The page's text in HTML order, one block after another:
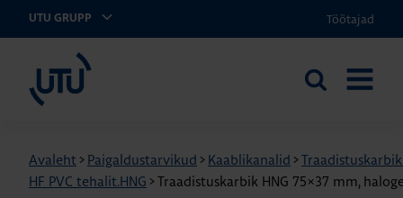
UTU GRUPP Töötajad
Otsi
Avaleht > Paigaldustarvikud > Kaablikanalid >
HF PVC tehalit.HNG >Traadistuskarbik HNG 75×37 mm,